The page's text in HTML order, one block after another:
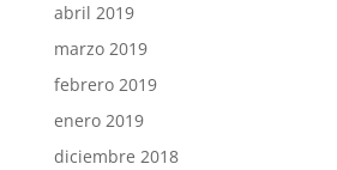
abril 2019
marzo 2019
febrero 2019
enero 2019
diciembre 2018